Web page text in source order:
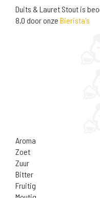
Duits & Lauret Stout is
8,0 door onze Bierista's
Aroma
Zoet
Zuur
Bitter
Fruitig